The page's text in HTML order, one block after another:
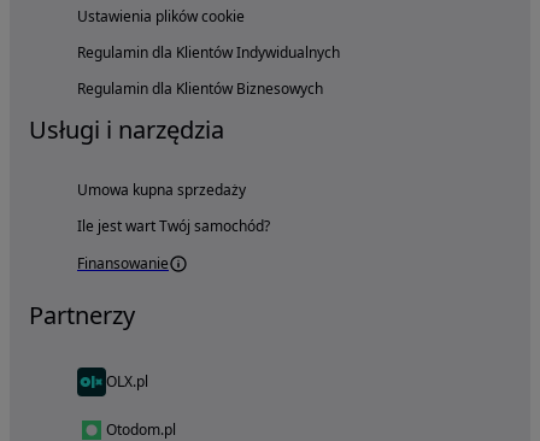
Ustawienia plików cookie
Regulamin dla Klientów Indywidualnych
Regulamin dla Klientów Biznesowych
Usługi i narzędzia
Umowa kupna sprzedaży
Ile jest wart Twój samochód?
Finansowanie
Partnerzy
OLX.pl
Otodom.pl